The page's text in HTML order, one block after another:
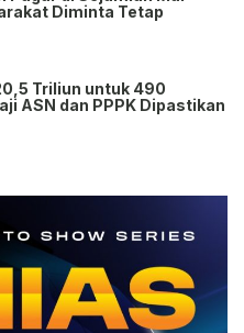
Diminta Tetap
Triliun untuk 490
ASN dan PPPK Dipastikan